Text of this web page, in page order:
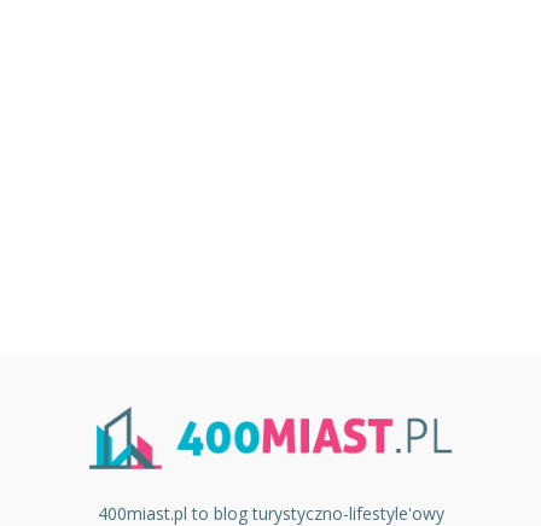
400miast.pl to blog turystyczno-lifestyle'owy